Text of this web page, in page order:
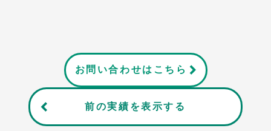
お問い合わせはこちら
前の実績を表示する